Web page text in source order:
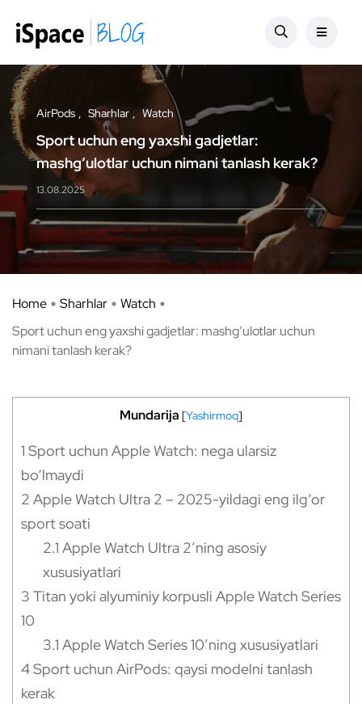
AirPods Sharhlar Watch
Sport uchun eng yaxshi gadjetlar:
mashg‘ulotlar uchun nimani tanlash kerak?
13.08.2025
Home Sharhlar
Watch
Sport uchun eng yaxshi gadjetlar: mashg‘ulotlar uchun
nimani tanlash kerak?
Mundarija [Yashirmoq]
1 Sport uchun Apple Watch: nega ularsiz
bo‘lmaydi
2 Apple Watch Ultra 2 – 2025-yildagi eng ilg‘or
sport soati
2.1 Apple Watch Ultra 2’ning asosiy
xususiyatlari
3 Titan yoki alyuminiy korpusli Apple Watch Series
10
3.1 Apple Watch Series 10’ning xususiyatlari
4Sport uchun AirPods: qaysi modelni tanlash
kerak